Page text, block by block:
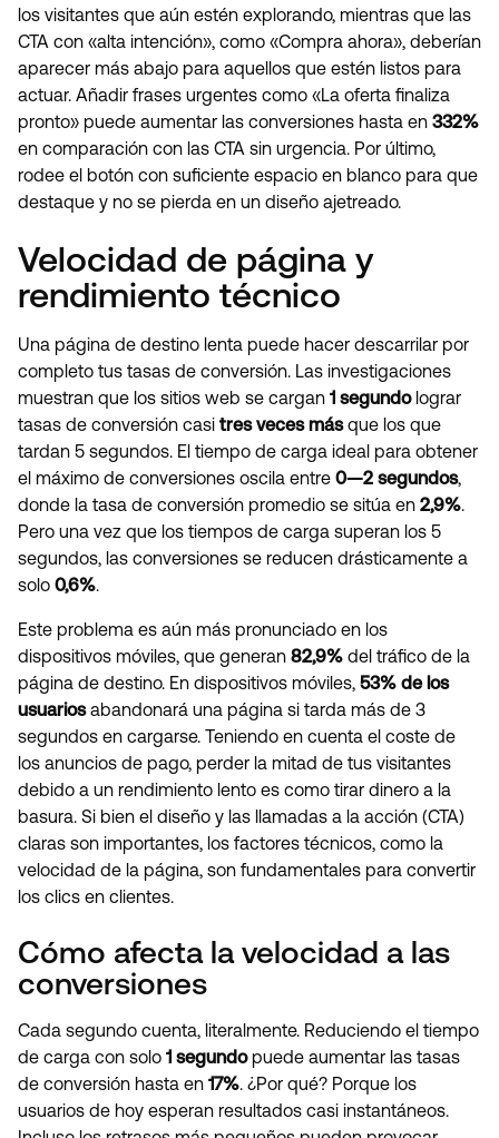
los visitantes que aún estén explorando, mientras que las
CTA con «alta intención», como «Compra ahora», deberían
aparecer más abajo para aquellos que estén listos para
actuar. Añadir frases urgentes como «La oferta finaliza
pronto» puede aumentar las conversiones hasta en 332%
en comparación con las CTA sin urgencia. Por último,
rodee el botón con suficiente espacio en blanco para que
destaque y no se pierda en un diseño ajetreado.
Velocidad de página y
rendimiento técnico
Una página de destino lenta puede hacer descarrilar por
completo tus tasas de conversión. Las investigaciones
muestran que los sitios web se cargan 1 segundolograr
tasas de conversión casi tres veces másque los que
tardan 5 segundos. El tiempo de carga ideal para obtener
el máximo de conversiones oscila entre 0—2 segundos,
donde la tasa de conversión promedio se sitúa en 2,9%.
Pero una vez que los tiempos de carga superan los 5
segundos, las conversiones se reducen drásticamente a
solo 0,6%.
Este problema es aún más pronunciado en los
dispositivos móviles, que generan 82,9% del tráfico de la
página de destino. En dispositivos móviles, 53% de los
usuariosabandonará una página si tarda más de 3
segundos en cargarse. Teniendo en cuenta el coste de
los anuncios de pago, perder la mitad de tus visitantes
debido a un rendimiento lento es como tirar dinero a la
basura. Si bien el diseño y las llamadas a la acción (CTA)
claras son importantes, los factores técnicos, como la
velocidad de la página, son fundamentales para convertir
los clics en clientes.
Cómo afecta la velocidad a las
conversiones
Cada segundo cuenta, literalmente. Reduciendo el tiempo
de carga con solo 1 segundopuede aumentar las tasas
de conversión hasta en 17%. ¿Por qué? Porque los
usuarios de hoy esperan resultados casi instantáneos.